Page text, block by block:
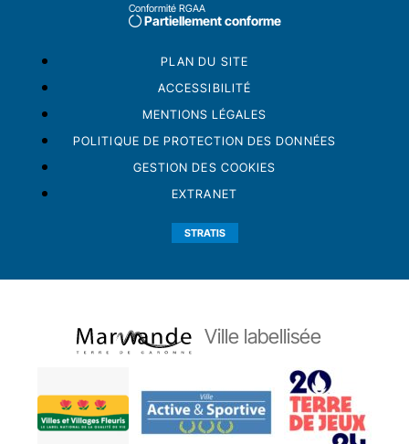
Conformité RGAA
Partiellement conforme
PLAN DU SITE
ACCESSIBILITÉ
MENTIONS LÉGALES
POLITIQUE DE PROTECTION DES DONNÉES
GESTION DES COOKIES
EXTRANET
STRATIS
Ville labellisée